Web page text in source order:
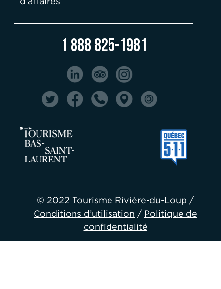
1 888 825-1981
© 2022 Tourisme Rivière-du-Loup /
Conditions d’utilisation / Politique de
confidentialité